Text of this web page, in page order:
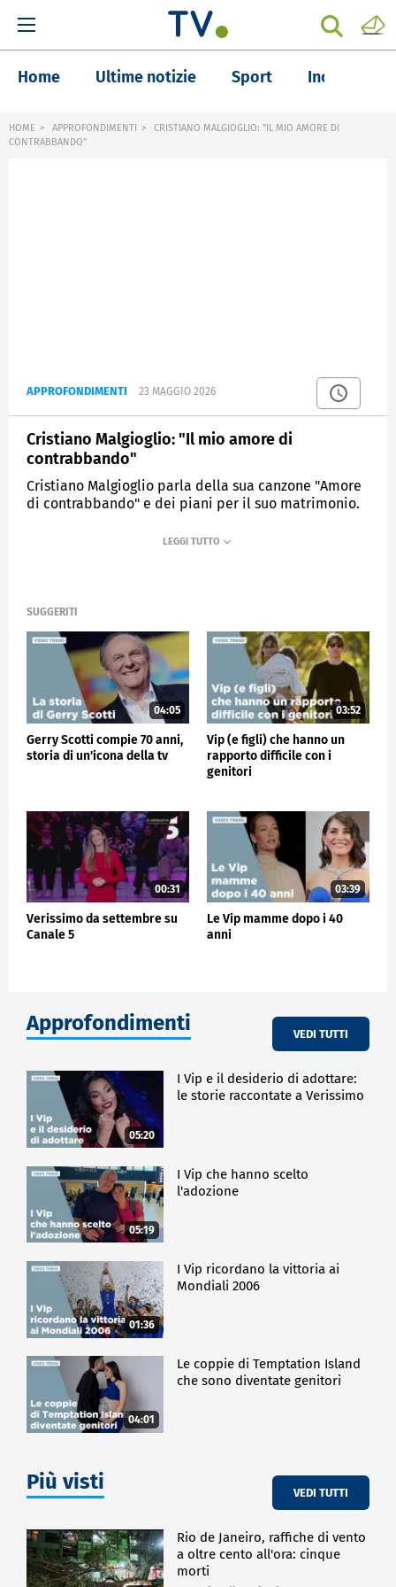
Home Ultime notizie Sport Inchieste
HOME APPROFONDIMENTI
CRISTIANO MALGIOGLIO: "IL MIO AMORE DI
CONTRABBANDO"
APPROFONDIMENTI 23 MAGGIO 2026
Cristiano Malgioglio: "Il mio amore di
contrabbando"
Cristiano Malgioglio parla della sua canzone "Amore
di contrabbando" e dei piani per il suo matrimonio.
VERISSIMO
SUGGERITI
04:05
Gerry Scotti compie 70 anni,
storia di un'icona della tv
03:52
Vip (e figli) che hanno un
rapporto difficile con i
genitori
00:31
Verissimo da settembre su
Canale 5
03:39
Le Vip mamme dopo i 40
anni
Approfondimenti VEDI TUTTI
05:20
I Vip e il desiderio di adottare:
le storie raccontate a Verissimo
05:19
I Vip che hanno scelto
l'adozione
01:36
I Vip ricordano la vittoria ai
Mondiali 2006
04:01
Le coppie di Temptation Island
che sono diventate genitori
Più visti VEDI TUTTI
Rio de Janeiro, raffiche di vento
a oltre cento all'ora: cinque
morti